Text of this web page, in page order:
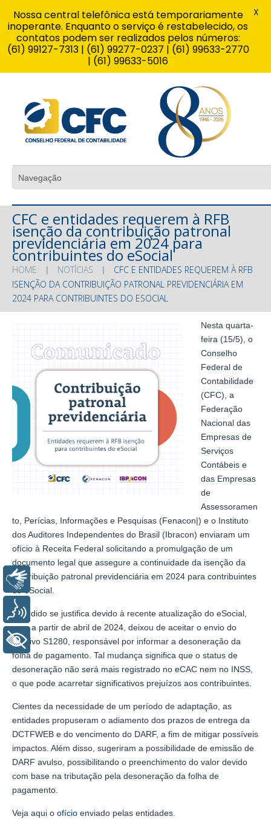
CFC e entidades requerem à RFB
isenção da contribuição patronal
previdenciária em 2024 para
contribuintes do eSocial
HOME NOTÍCIAS
CFC E ENTIDADES REQUEREM À RFB
ISENÇÃO DA CONTRIBUIÇÃO PATRONAL PREVIDENCIÁRIA EM
2024 PARA CONTRIBUINTES DO ESOCIAL
Nesta quarta-
feira (15/5), o
Conselho
Federal de
Contabilidade
(CFC), a
Federação
Nacional das
Empresas de
Serviços
Contábeis e
das Empresas
de
Assessoramen
to, Perícias, Informações e Pesquisas (Fenacon|) e o Instituto
dos Auditores Independentes do Brasil (Ibracon) enviaram um
ofício à Receita Federal solicitando a promulgação de um
documento legal que assegure a continuidade da isenção da
contribuição patronal previdenciária em 2024 para contribuintes
do eSocial.
O pedido se justifica devido à recente atualização do eSocial,
que, a partir de abril de 2024, deixou de aceitar o envio do
arquivo S1280, responsável por informar a desoneração da
folha de pagamento. Tal mudança significa que o status de
desoneração não será mais registrado no eCAC nem no INSS,
o que pode acarretar significativos prejuízos aos contribuintes.
Cientes da necessidade de um período de adaptação, as
entidades propuseram o adiamento dos prazos de entrega da
DCTFWEB e do vencimento do DARF, a fim de mitigar possíveis
impactos. Além disso, sugeriram a possibilidade de emissão de
DARF avulso, possibilitando o preenchimento do valor devido
com base na tributação pela desoneração da folha de
pagamento.
Veja aqui o ofício enviado pelas entidades.
Nossa central telefônica está temporariamente
inoperante. Enquanto o serviço é restabelecido, os
contatos podem ser realizados pelos números:
(61) 99127-7313 | (61) 99277-0237 | (61) 99633-2770
| (61) 99633-5016
X
Libras
Voz
+ Acessibilidade